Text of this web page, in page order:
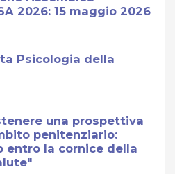
2026: 15 maggio 2026
Psicologia della
una prospettiva
penitenziario:
entro la cornice della